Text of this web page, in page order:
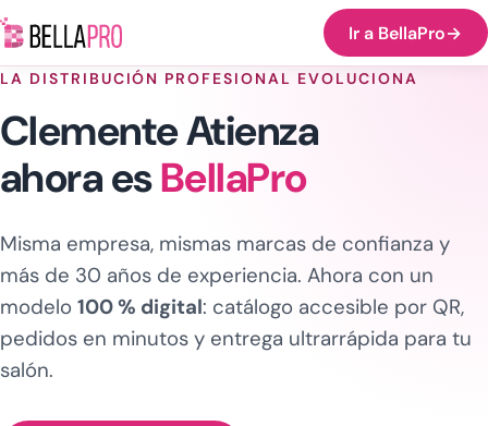
Ir a BellaPro→
LA DISTRIBUCIÓN PROFESIONAL EVOLUCIONA
Clemente Atienza
ahora esBellaPro
Misma empresa, mismas marcas de confianza y
más de 30 años de experiencia. Ahora con un
modelo 100 % digital: catálogo accesible por QR,
pedidos en minutos y entrega ultrarrápida para tu
salón.